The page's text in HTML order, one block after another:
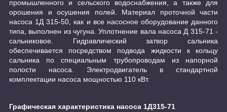
промышленного и сельского водоснабжения, а также для
орошения и осушения полей. Материал проточной части
насоса 1Д 315-50, как и все насосное оборудование данного
типа, выполнен из чугуна. Уплотнение вала насоса Д 315-71 -
сальниковое. Гидравлический затвор сальника
обеспечивается посредством подвода жидкости к кольцу
сальника по специальным трубопроводам из напорной
полости насоса. Электродвигатель в стандартной
комплектации насоса мощностью 110 кВт.
Графическая характеристика насоса 1Д315-71